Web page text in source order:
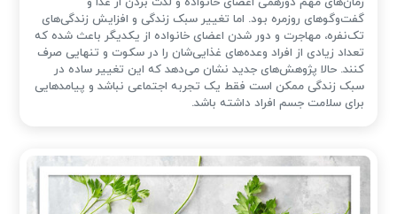
گفت‌وگوهای روزمره بود. اما تغییر سبک زندگی و افزایش زندگی‌های
تک‌نفره، مهاجرت و دور شدن اعضای خانواده از یکدیگر باعث شده که
تعداد زیادی از افراد وعده‌های غذایی‌شان را در سکوت و تنهایی صرف
کنند. حالا پژوهش‌های جدید نشان می‌دهد که این تغییر ساده در
سبک زندگی ممکن است فقط یک تجربه اجتماعی نباشد و پیامدهایی
برای سلامت جسم افراد داشته باشد.